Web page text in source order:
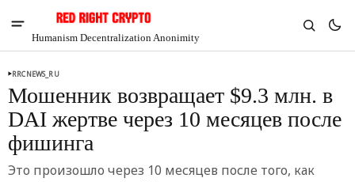
Humanism Decentralization Anonimity
RRCNEWS_RU
Мошенник возвращает $9.3 млн. в
DAI жертве через 10 месяцев после
фишинга
Это произошло через 10 месяцев после того, как